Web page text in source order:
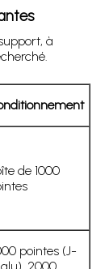
à
de 1000
pointes (J-